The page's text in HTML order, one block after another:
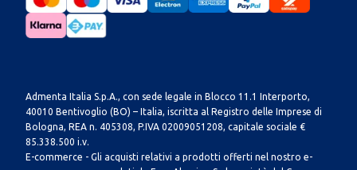
Admenta Italia S.p.A., con sede legale in Blocco 11.1 Interporto,
40010 Bentivoglio (BO) – Italia, iscritta al Registro delle Imprese di
Bologna, REA n. 405308, P.IVA 02009051208, capitale sociale €
85.338.500 i.v.
E-commerce - Gli acquisti relativi a prodotti offerti nel nostro e-